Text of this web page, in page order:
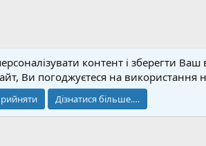
контент і зберегти Ваш
Ви погоджуєтеся на використання
Дізнатися більше.…